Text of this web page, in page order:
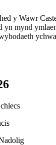
y Wawr
yn mynd